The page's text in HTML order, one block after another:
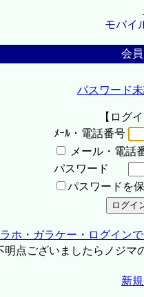
モバイ
会
パスワード
【ログ
ﾒｰﾙ・電話番号
メール・電話
パスワード
パスワードを
ホ・ガラケー・ログイン
点ございましたらノジマ
新